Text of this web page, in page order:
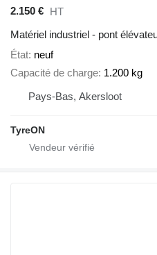
2.150 €
HT
Matériel industriel - pont
État neuf
Capacité de charge 1.200 kg
Pays-Bas, Akersloot
TyreON